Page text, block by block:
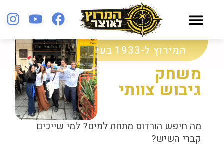
המירוץ ל-1933 בעיר עם תחתית
בתי כנסת, אווירה מיוחדת ובתי אוכל מרתקים
משחק
גיבוש צוותי
מה חיפש הורדוס מתחת למים? למי שייכים
קברי השיש?